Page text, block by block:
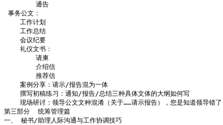
        通告
事务公文：
    工作计划
    工作总结
    会议纪要
    礼仪文书：
        请柬
        介绍信
        推荐信
    案例分享：请示/报告混为一体
    撰写初稿练习：通知/报告/总结三种具体文体的大纲如何写
现场研讨：领导公文文种混淆（关于……请示报告），您是知道领导错
第三部分  统筹管理篇
一、 秘书/助理人际沟通与工作协调技巧